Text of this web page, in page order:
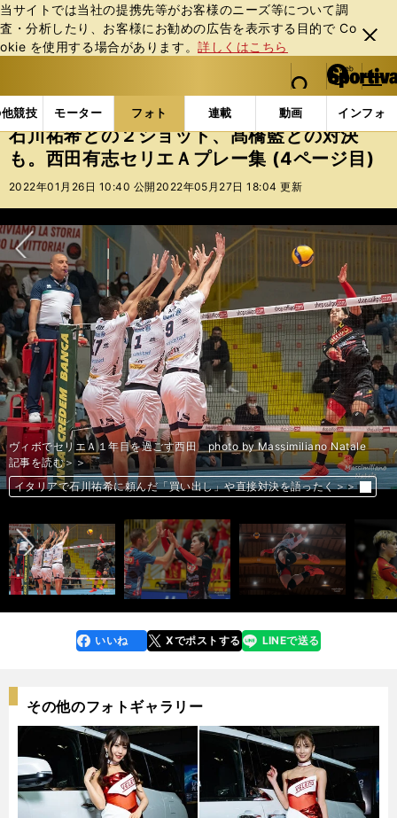
当サイトでは当社の提携先等がお客様のニーズ等について調
査・分析したり、お客様にお勧めの広告を表⽰する⽬的で Co
okie を使⽤する場合があります。詳しくはこちら
閉じ
る
web Sportiva (webスポルティーバ)
検索
マイペ
ー
ジ
メニュ
競技 モーター フォト 連載 動画 インフォ
b
ス
ポ
ル
バ
フォトギャラリー コラムフォト 石川祐希との２シ
石川祐希との２ショット、髙橋藍との対決
も。西田有志セリエＡプレー集 (4ページ目)
2022年01月26日 10:40 公開 2022年05月27日 18:04 更新
次へ
セリエＡで１年プレーした西田 photo by Italy Photo Press/アフロ
記事を読む＞＞
「Vリーグは時代に逆行している」。日本復帰の西田有志が語る日本バレ
ー界の改善点く＞＞
昨年11月の直接対決で、記念撮影をした西田（左）と石川 photo by
Massimiliano Natale
記事を読む＞＞
イタリアで石川祐希に頼んだ「買い出し」や直接対決を語ったく＞＞
昨年11月の直接対決で、記念撮影をした西田（左）と石川 photo by
Massimiliano Natale
記事を読む＞＞
イタリアで石川祐希に頼んだ「買い出し」や直接対決を語ったく＞＞
ヴィボでセリエＡ１年目を過ごす西田 photo by Massimiliano Natale
記事を読む＞＞
イタリアで石川祐希に頼んだ「買い出し」や直接対決を語ったく＞＞
ヴィボでセリエＡ１年目を過ごす西田 photo by Massimiliano Natale
記事を読む＞＞
イタリアで石川祐希に頼んだ「買い出し」や直接対決を語ったく＞＞
ヴィボでセリエＡ１年目を過ごす西田 photo by Massimiliano Natale
記事を読む＞＞
イタリアで石川祐希に頼んだ「買い出し」や直接対決を語ったく＞＞
セリエＡで１年プレーした西田 photo by Italy Photo Press/アフロ
記事を読む＞＞
「Vリーグは時代に逆行している」。日本復帰の西田有志が語る日本バレ
ー界の改善点く＞＞
ブロックにいく西田（左）とリベロで出場した髙橋藍（中央） photo by
Italy padova
記事を読む＞＞
セリエＡで得た自信。「日本ぽくないバレーにも挑戦する必要がある」と
代表チームのけん引役に名乗りく＞＞
前へ
faceboo
k
いいね Xでポストする
line LINEで送る
その他のフォトギャラリー